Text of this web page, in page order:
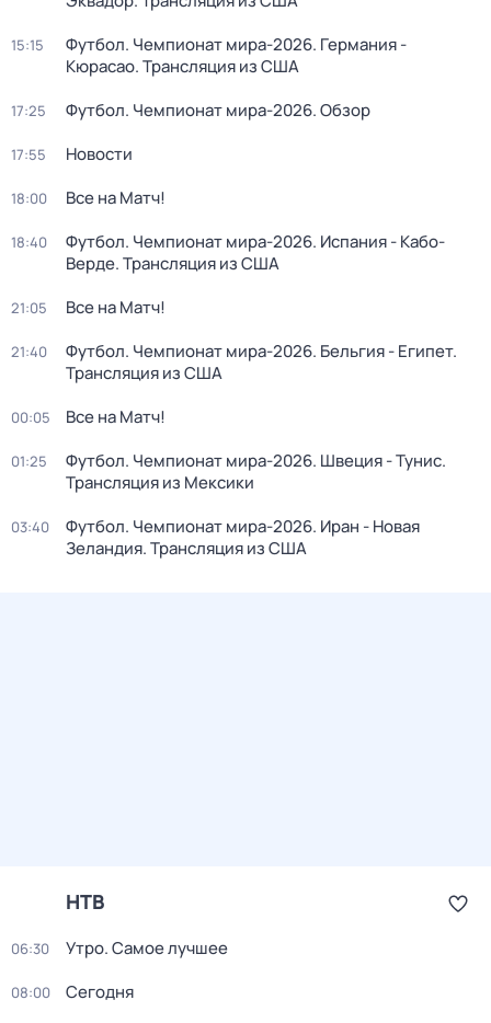
15:15
Футбол. Чемпионат мира-2026. Германия -
Кюрасао. Трансляция из США
17:25 Футбол. Чемпионат мира-2026. Обзор
17:55 Новости
18:00 Все на Матч!
18:40
Футбол. Чемпионат мира-2026. Испания - Кабо-
Верде. Трансляция из США
21:05 Все на Матч!
21:40
Футбол. Чемпионат мира-2026. Бельгия - Египет.
Трансляция из США
00:05 Все на Матч!
01:25
Футбол. Чемпионат мира-2026. Швеция - Тунис.
Трансляция из Мексики
03:40
Футбол. Чемпионат мира-2026. Иран - Новая
Зеландия. Трансляция из США
НТВ
06:30 Утро. Самое лучшее
08:00 Сегодня